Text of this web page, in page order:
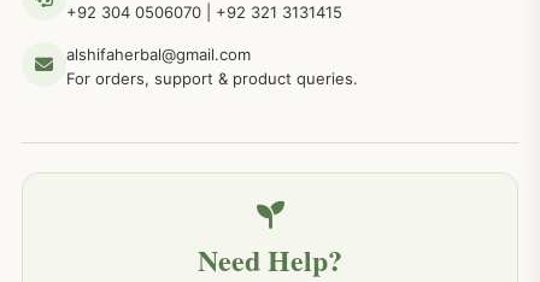
جلد کے امراض کےلئے مختلف دیسی نسخہ جات
خون کے امراض کےلئے مختلف دیسی نسخہ جات
کمر درد کا جڑی بو ٹیوں سے علاج اور نسخہ جات
+92 304 0506070
+92 321 3131415
alshifaherbal@gmail.com
For orders, support & product queries.
Need Help?